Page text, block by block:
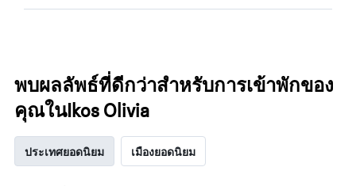
พบผลลัพธ์ที่ดีกว่าสำหรับการเข้าพักของ
คุณในIkos Olivia
ประเทศยอดนิยม เมืองยอดนิยม